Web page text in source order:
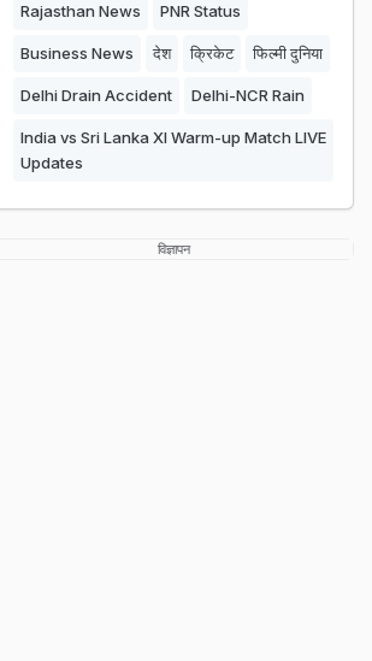
Rajasthan News PNR Status
Business News देश क्रिकेट फिल्मी दुनिया
Delhi Drain Accident Delhi-NCR Rain
India vs Sri Lanka XI Warm-up Match LIVE
Updates
विज्ञापन